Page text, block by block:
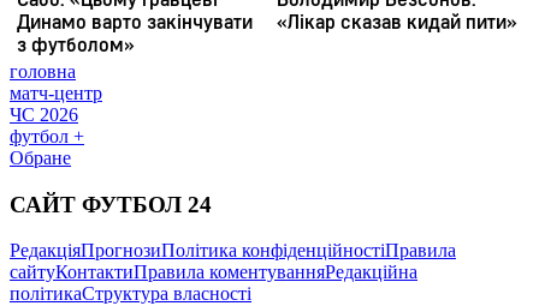
головна
матч-центр
ЧС 2026
футбол +
Обране
САЙТ ФУТБОЛ 24
РедакціяПрогнозиПолітика конфіденційностіПравила
сайтуКонтактиПравила коментуванняРедакційна
політикаСтруктура власності